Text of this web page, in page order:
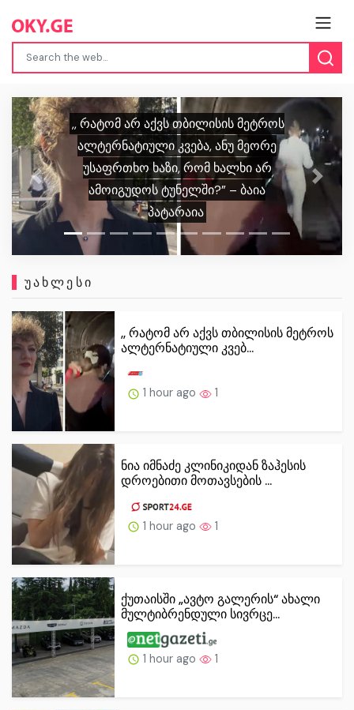
ნია იმნაძე კლინიკიდან ზაჰესის
დროებითი მოთავსების იზოლატორში
გადაიყვანეს
Previous Next
ᲣᲐᲮᲚᲔᲡᲘ
,, რატომ არ აქვს თბილისის მეტროს
ალტერნატიული კვებ...
1 hour ago 1
ნია იმნაძე კლინიკიდან ზაჰესის
დროებითი მოთავსების ...
1 hour ago 1
ქუთაისში „ავტო გალერის“ ახალი
მულტიბრენდული სივრცე...
1 hour ago 1